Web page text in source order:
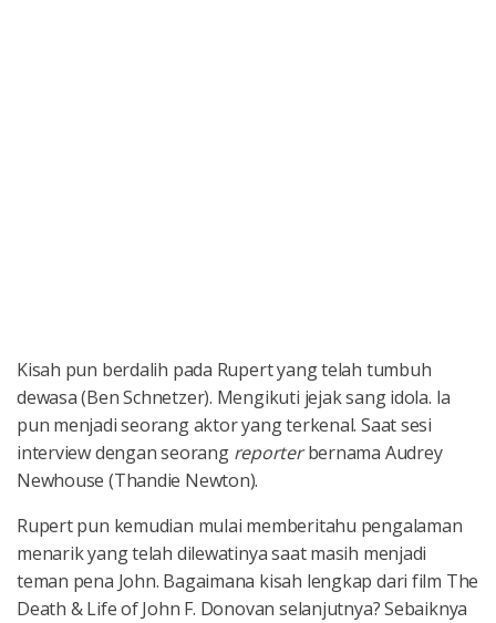
Kisah pun berdalih pada Rupert yang telah tumbuh
dewasa (Ben Schnetzer). Mengikuti jejak sang idola. Ia
pun menjadi seorang aktor yang terkenal. Saat sesi
interview dengan seorang reporterbernama Audrey
Newhouse (Thandie Newton).
Rupert pun kemudian mulai memberitahu pengalaman
menarik yang telah dilewatinya saat masih menjadi
teman pena John. Bagaimana kisah lengkap dari film The
Death & Life of John F. Donovan selanjutnya? Sebaiknya